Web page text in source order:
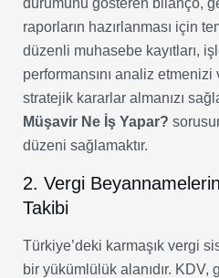
durumunu gösteren bilanço,
raporların hazırlanması için
düzenli muhasebe kayıtları,
performansını analiz
stratejik kararlar almanızı
Müşavir Ne İş Yapar?
düzeni sağlamaktır.
2. Vergi
Takibi
Türkiye’deki karmaşık vergi
bir yükümlülük alanıdır.